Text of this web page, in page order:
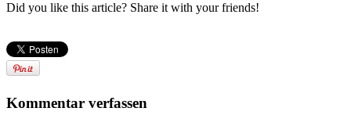
Did you like this article? Share it with your friends!
Kommentar verfassen